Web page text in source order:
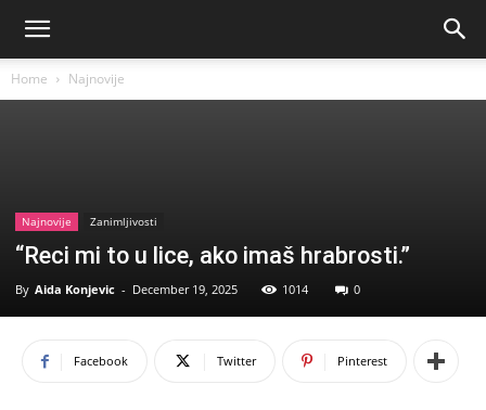
Home Najnovije
Najnovije Zanimljivosti
“Reci mi to u lice, ako imaš hrabrosti.”
By Aida Konjevic - December 19, 2025 1014 0
Facebook Twitter Pinterest